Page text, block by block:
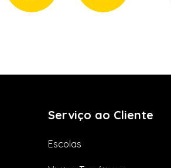
Serviço ao Cliente
Escolas